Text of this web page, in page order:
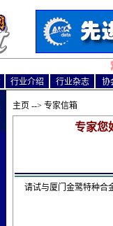
行业介绍 行业杂志 协
主页 --> 专家信箱
专家您
请试与厦门金鹭特种合